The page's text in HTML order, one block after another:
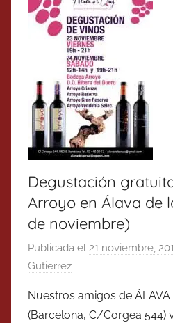
Degustación
Arroyo en Álava de
de noviembre)
Publicada el 21 noviembre,
Gutierrez
Nuestros amigos de ÁLAVA
(Barcelona, C/Corgea 544)